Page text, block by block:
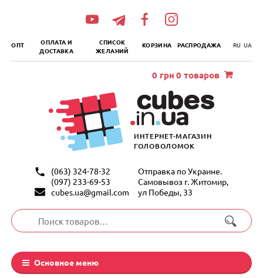
ОПТ
ОПЛАТА И
ДОСТАВКА
СПИСОК
ЖЕЛАНИЙ
КОРЗИНА РАСПРОДАЖА RU UA
ИНТЕРНЕТ-МАГАЗИН
ГОЛОВОЛОМОК
(063) 324-78-32
(097) 233-69-53
cubes.ua@gmail.com
Отправка по Украине.
Самовывоз г. Житомир,
ул Победы, 33
Искать:
Основное меню
0 грн 0 товаров